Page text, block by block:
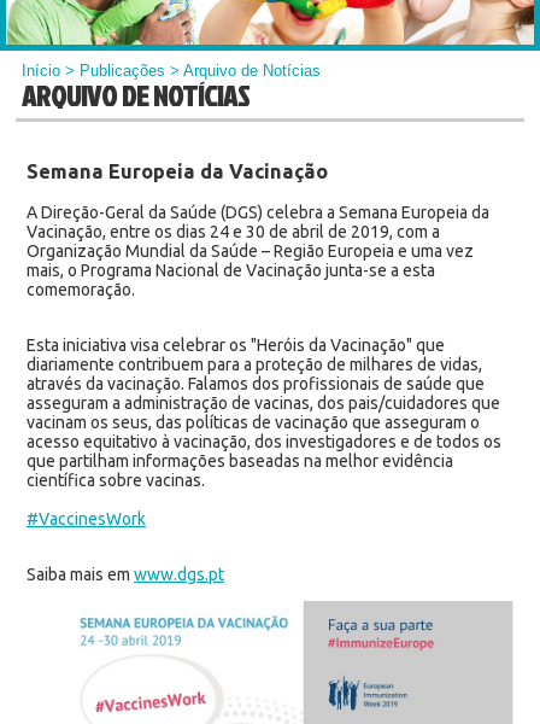
Início > Publicações > Arquivo de Notícias
ARQUIVO DE NOTÍCIAS
Semana Europeia da Vacinação
A Direção-Geral da Saúde (DGS) celebra a Semana Europeia da
Vacinação, entre os dias 24 e 30 de abril de 2019, com a
Organização Mundial da Saúde – Região Europeia e uma vez
mais, o Programa Nacional de Vacinação junta-se a esta
comemoração.
Esta iniciativa visa celebrar os "Heróis da Vacinação" que
diariamente contribuem para a proteção de milhares de vidas,
através da vacinação. Falamos dos profissionais de saúde que
asseguram a administração de vacinas, dos pais/cuidadores que
vacinam os seus, das políticas de vacinação que asseguram o
acesso equitativo à vacinação, dos investigadores e de todos os
que partilham informações baseadas na melhor evidência
científica sobre vacinas.
#VaccinesWork
Saiba mais em www.dgs.pt